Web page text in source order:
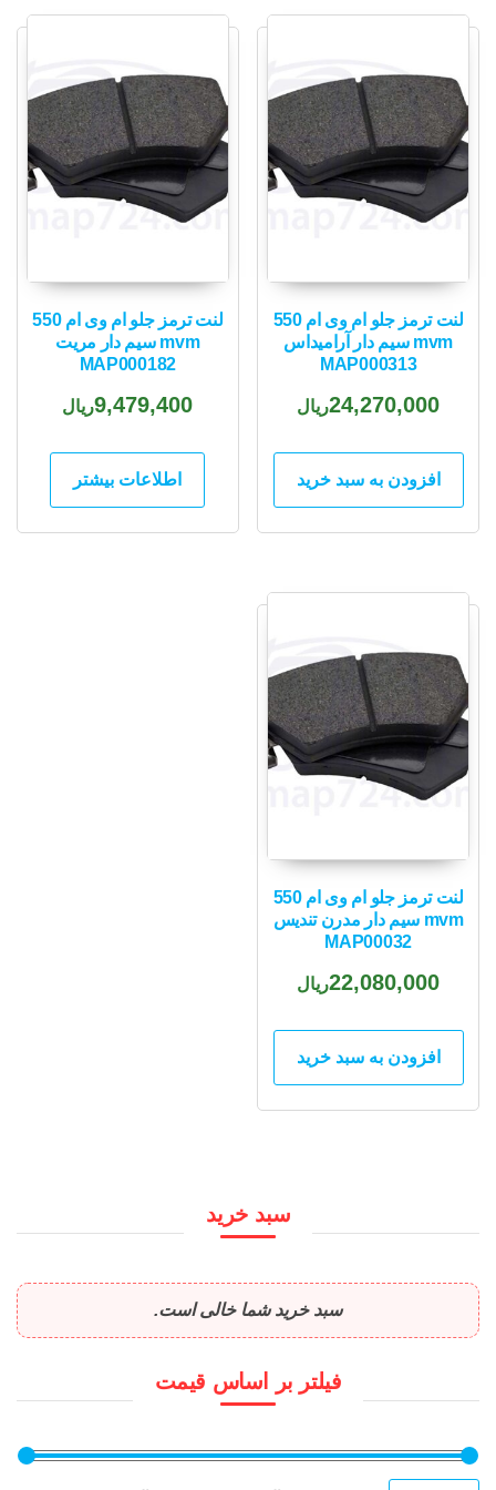
لنت ترمز جلو ام وی ام 550
mvm سیم دار آرامیداس
MAP000313
24,270,000ریال
افزودن به سبد خرید
لنت ترمز جلو ام وی ام 550
mvm سیم دار مریت
MAP000182
9,479,400ریال
اطلاعات بیشتر
لنت ترمز جلو ام وی ام 550
mvm سیم دار مدرن تندیس
MAP00032
22,080,000ریال
افزودن به سبد خرید
سبد خرید
سبد خرید شما خالی است.
فیلتر بر اساس قیمت